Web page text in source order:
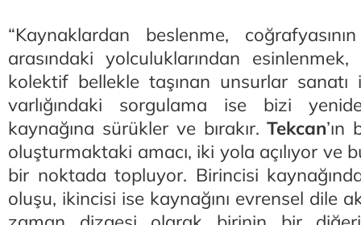
“Kaynaklardan beslenme,
arasındaki yolculuklarından
kolektif bellekle taşınan unsurlar sanatı
varlığındaki sorgulama ise bizi
kaynağına sürükler ve bırakır.Tekcan
oluşturmaktaki amacı, iki yola açılıyor ve
bir noktada topluyor. Birincisi
oluşu, ikincisi ise kaynağını evrensel dile